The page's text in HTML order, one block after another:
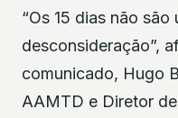
“Os 15 dias não
desconsideração”,
comunicado, Hugo
AAMTD e Diretor